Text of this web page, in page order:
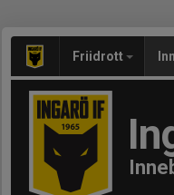
Friidrott